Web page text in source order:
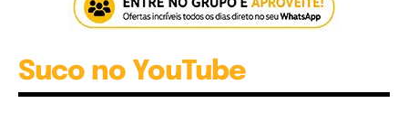
Suco no YouTube